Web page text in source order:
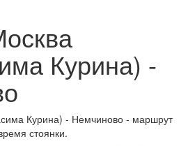
Курина) -
Курина) - Немчиново - маршрут
стоянки.